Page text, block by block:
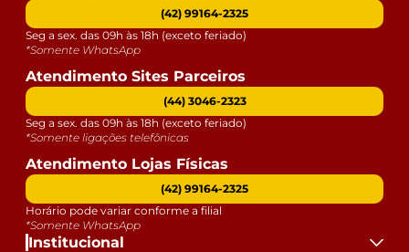
Institucional
(42) 99164-2325
Seg a sex. das 09h às 18h (exceto feriado)
*Somente WhatsApp
Atendimento Sites Parceiros
(44) 3046-2323
Seg a sex. das 09h às 18h (exceto feriado)
*Somente ligações telefônicas
Atendimento Lojas Físicas
(42) 99164-2325
Horário pode variar conforme a filial
*Somente WhatsApp